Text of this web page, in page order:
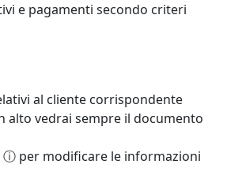
e pagamenti secondo criteri
al cliente corrispondente
alto vedrai sempre il documento
ⓘ per modificare le informazioni